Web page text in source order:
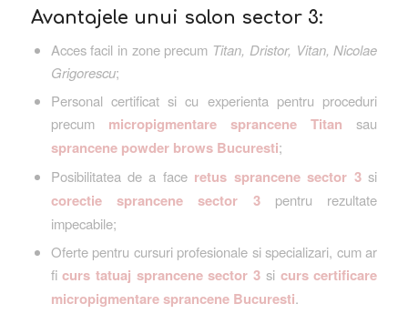
Avantajele unui salon sector 3:
Acces facil in zone precum Titan, Dristor, Vitan, Nicolae
Grigorescu;
Personal certificat si cu experienta pentru proceduri
precum micropigmentare sprancene Titan sau
sprancene powder brows Bucuresti;
Posibilitatea de a face retus sprancene sector 3si
corectie sprancene sector 3pentru rezultate
impecabile;
Oferte pentru cursuri profesionale si specializari, cum ar
ficurs tatuaj sprancene sector 3 si curs certificare
micropigmentare sprancene Bucuresti.